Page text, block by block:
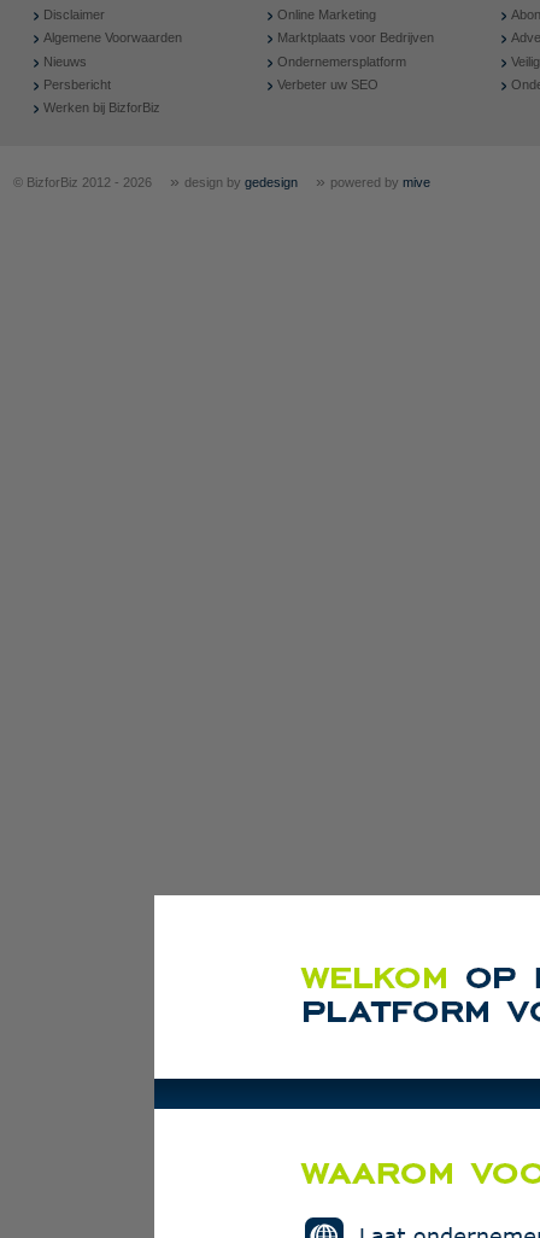
Disclaimer
Algemene Voorwaarden
Nieuws
Persbericht
Werken bij BizforBiz
Online Marketing
Marktplaats voor Bedrijven
Ondernemersplatform
Verbeter uw SEO
© BizforBiz 2012 - 2026 » design by gedesign » powered by mive